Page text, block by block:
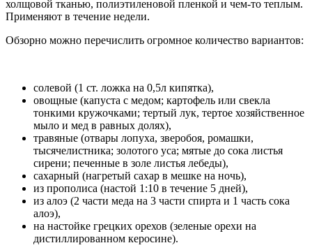
холщовой тканью, полиэтиленовой пленкой и чем-то теплым.
Применяют в течение недели.
Обзорно можно перечислить огромное количество вариантов:
солевой (1 ст. ложка на 0,5л кипятка),
овощные (капуста с медом; картофель или свекла
тонкими кружочками; тертый лук, тертое хозяйственное
мыло и мед в равных долях),
травяные (отвары лопуха, зверобоя, ромашки,
тысячелистника; золотого уса; мятые до сока листья
сирени; печенные в золе листья лебеды),
сахарный (нагретый сахар в мешке на ночь),
из прополиса (настой 1:10 в течение 5 дней),
из алоэ (2 части меда на 3 части спирта и 1 часть сока
алоэ),
на настойке грецких орехов (зеленые орехи на
дистиллированном керосине).